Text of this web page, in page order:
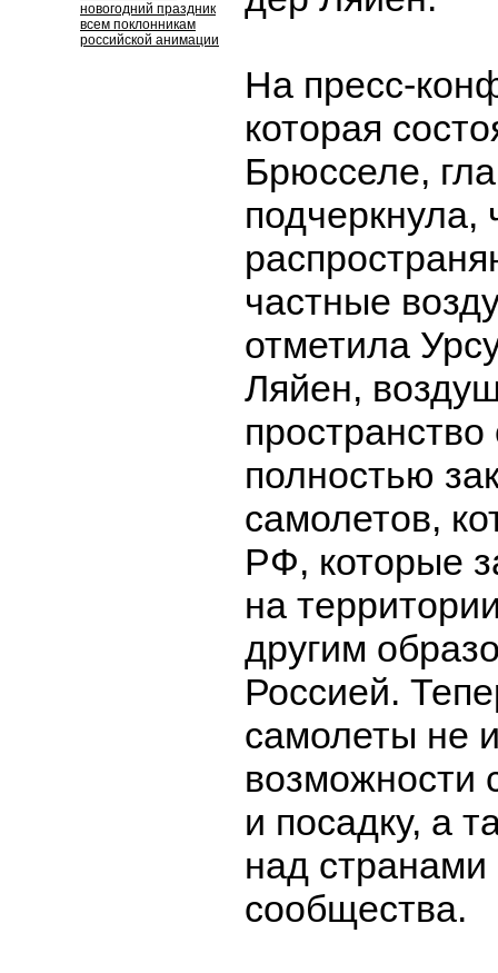
новогодний праздник
всем поклонникам
российской анимации
На пресс-
которая
Брюсселе,
подчеркнула,
частные
отметила
Ляйен,
полностью
самолетов,
РФ, которые
на
другим
Россией.
самолеты не
возможности
и посадку, а
над странами
сообщества.